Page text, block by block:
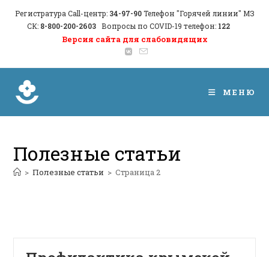
Регистратура Call-центр: 34-97-90 Телефон "Горячей линии" МЗ
СК: 8-800-200-2603 Вопросы по COVID-19 телефон: 122
Версия сайта для слабовидящих
МЕНЮ
Полезные статьи
> Полезные статьи > Страница 2